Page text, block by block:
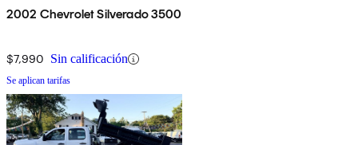
2002 Chevrolet Silverado 3500
$7,990 Sin calificación
Se aplican tarifas